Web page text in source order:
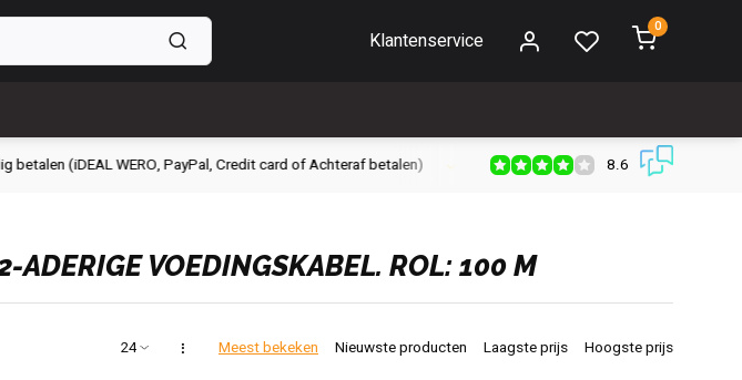
Klantenservice
0
card of Achteraf betalen) Gratis verzenden vanaf € 30,- (NL) Verzendkosten € 2,95 (NL)
8.6
ADERIGE VOEDINGSKABEL. ROL: 100 M
Meest bekeken Nieuwste producten Laagste prijs Hoogste prijs